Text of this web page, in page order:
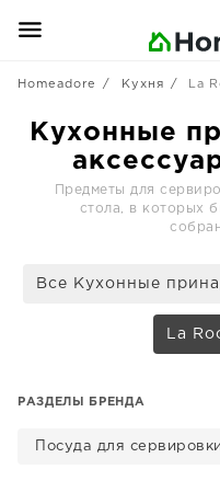
Homeadore Кухня La
Кухонные
Предметы для
стола, в которых
Все Кухонные
La
РАЗДЕЛЫ БРЕНДА
Посуда для сервировки